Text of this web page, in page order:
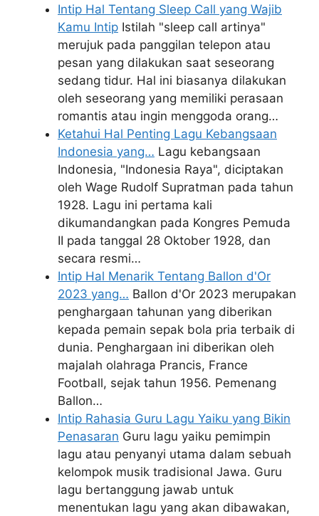
Intip Hal Tentang Sleep Call yang Wajib
Kamu Intip Istilah "sleep call artinya"
merujuk pada panggilan telepon atau
pesan yang dilakukan saat seseorang
sedang tidur. Hal ini biasanya dilakukan
oleh seseorang yang memiliki perasaan
romantis atau ingin menggoda orang…
Ketahui Hal Penting Lagu Kebangsaan
Indonesia yang… Lagu kebangsaan
Indonesia, "Indonesia Raya", diciptakan
oleh Wage Rudolf Supratman pada tahun
1928. Lagu ini pertama kali
dikumandangkan pada Kongres Pemuda
II pada tanggal 28 Oktober 1928, dan
secara resmi…
Intip Hal Menarik Tentang Ballon d'Or
2023 yang… Ballon d'Or 2023 merupakan
penghargaan tahunan yang diberikan
kepada pemain sepak bola pria terbaik di
dunia. Penghargaan ini diberikan oleh
majalah olahraga Prancis, France
Football, sejak tahun 1956. Pemenang
Ballon…
Intip Rahasia Guru Lagu Yaiku yang Bikin
Penasaran Guru lagu yaiku pemimpin
lagu atau penyanyi utama dalam sebuah
kelompok musik tradisional Jawa. Guru
lagu bertanggung jawab untuk
menentukan lagu yang akan dibawakan,